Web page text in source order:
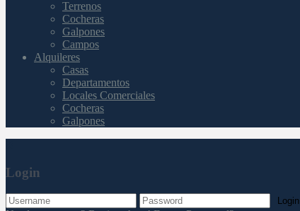
Terrenos
Cocheras
Galpones
Campos
Alquileres
Casas
Departamentos
Locales Comerciales
Cocheras
Galpones
Login
Login